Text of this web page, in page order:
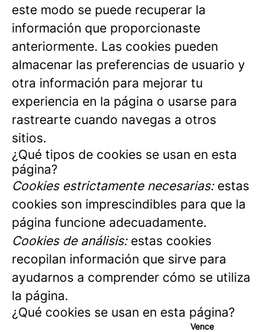
este modo se puede recuperar la
información que proporcionaste
anteriormente. Las cookies pueden
almacenar las preferencias de usuario y
otra información para mejorar tu
experiencia en la página o usarse para
rastrearte cuando navegas a otros
sitios.
¿Qué tipos de cookies se usan en esta
página?
Cookies estrictamente necesarias:estas
cookies son imprescindibles para que la
página funcione adecuadamente.
Cookies de análisis:estas cookies
recopilan información que sirve para
ayudarnos a comprender cómo se utiliza
la página.
¿Qué cookies se usan en esta página?
Vence